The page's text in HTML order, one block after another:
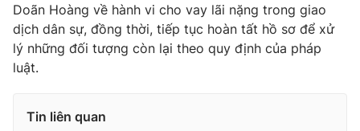
VTV9 VTV8
Liên hệ tòa soạn
Doãn Hoàng về hành vi cho vay lãi nặng trong giao
dịch dân sự, đồng thời, tiếp tục hoàn tất hồ sơ để xử
lý những đối tượng còn lại theo quy định của pháp
luật.
Tin liên quan